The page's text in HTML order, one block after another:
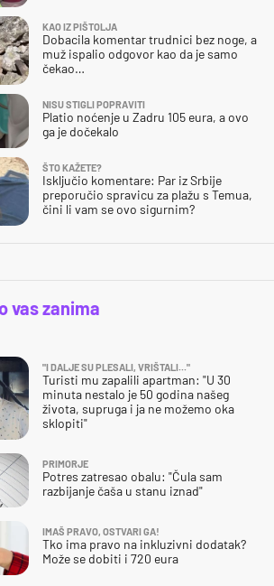
KAO IZ PIŠTOLJA
Dobacila komentar trudnici bez noge, a
muž ispalio odgovor kao da je samo
čekao…
NISU STIGLI POPRAVITI
Platio noćenje u Zadru 105 eura, a ovo
ga je dočekalo
ŠTO KAŽETE?
Isključio komentare: Par iz Srbije
preporučio spravicu za plažu s Temua,
čini li vam se ovo sigurnim?
vas zanima
"I DALJE SU PLESALI, VRIŠTALI..."
Turisti mu zapalili apartman: "U 30
minuta nestalo je 50 godina našeg
života, supruga i ja ne možemo oka
sklopiti"
PRIMORJE
Potres zatresao obalu: "Čula sam
razbijanje čaša u stanu iznad"
IMAŠ PRAVO, OSTVARI GA!
Tko ima pravo na inkluzivni dodatak?
Može se dobiti i 720 eura